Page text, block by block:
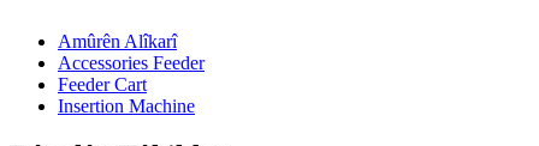
Amûrên Alîkarî
Accessories Feeder
Feeder Cart
Insertion Machine